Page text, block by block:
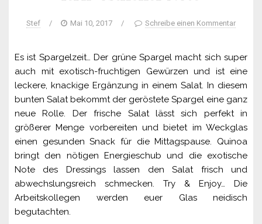
Stef / Mai 10, 2017 / Schreibe einen Kommentar
Es ist Spargelzeit… Der grüne Spargel macht sich super
auch mit exotisch-fruchtigen Gewürzen und ist eine
leckere, knackige Ergänzung in einem Salat. In diesem
bunten Salat bekommt der geröstete Spargel eine ganz
neue Rolle. Der frische Salat lässt sich perfekt in
größerer Menge vorbereiten und bietet im Weckglas
einen gesunden Snack für die Mittagspause. Quinoa
bringt den nötigen Energieschub und die exotische
Note des Dressings lassen den Salat frisch und
abwechslungsreich schmecken. Try & Enjoy… Die
Arbeitskollegen werden euer Glas neidisch
begutachten.